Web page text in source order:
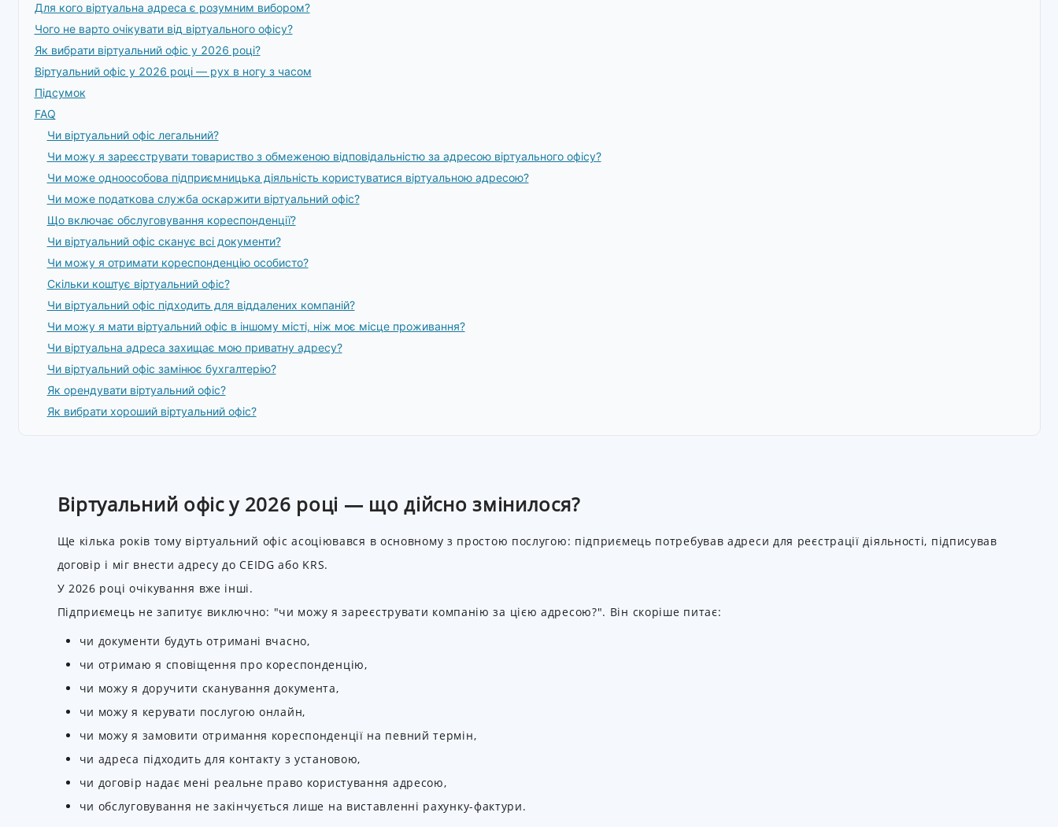
Для кого віртуальна адреса є розумним вибором?
Чого не варто очікувати від віртуального офісу?
Як вибрати віртуальний офіс у 2026 році?
Віртуальний офіс у 2026 році — рух в ногу з часом
Підсумок
FAQ
Чи віртуальний офіс легальний?
Чи можу я зареєструвати товариство з обмеженою відповідальністю за адресою віртуального офісу?
Чи може одноособова підприємницька діяльність користуватися віртуальною адресою?
Чи може податкова служба оскаржити віртуальний офіс?
Що включає обслуговування кореспонденції?
Чи віртуальний офіс сканує всі документи?
Чи можу я отримати кореспонденцію особисто?
Скільки коштує віртуальний офіс?
Чи віртуальний офіс підходить для віддалених компаній?
Чи можу я мати віртуальний офіс в іншому місті, ніж моє місце проживання?
Чи віртуальна адреса захищає мою приватну адресу?
Чи віртуальний офіс замінює бухгалтерію?
Як орендувати віртуальний офіс?
Як вибрати хороший віртуальний офіс?
Віртуальний офіс у 2026 році — що дійсно змінилося?
Ще кілька років тому віртуальний офіс асоціювався в основному з простою послугою: підприємець потребував адреси для реєстрації діяльності, підписував
договір і міг внести адресу до CEIDG або KRS.
У 2026 році очікування вже інші.
Підприємець не запитує виключно: "чи можу я зареєструвати компанію за цією адресою?". Він скоріше питає:
чи документи будуть отримані вчасно,
чи отримаю я сповіщення про кореспонденцію,
чи можу я доручити сканування документа,
чи можу я керувати послугою онлайн,
чи можу я замовити отримання кореспонденції на певний термін,
чи адреса підходить для контакту з установою,
чи договір надає мені реальне право користування адресою,
чи обслуговування не закінчується лише на виставленні рахунку-фактури.